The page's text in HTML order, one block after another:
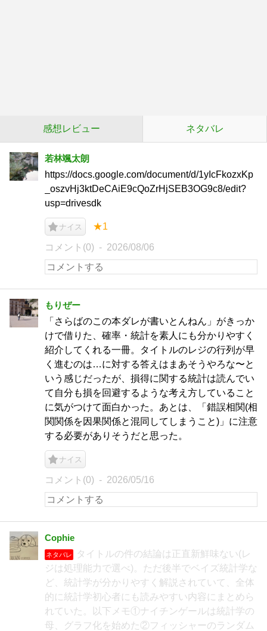
感想レビュー ネタバレ
若林颯太朗
https://docs.google.com/document/d/1yIcFkozxKp
_oszvHj3ktDeCAiE9cQoZrHjSEB3OG9c8/edit?
usp=drivesdk
ナイス ★1
コメント(0) 2026/08/06
もりぜー
「さらばのこの本ダレが書いとんねん」がきっか
けで借りた、確率・統計を素人にも分かりやすく
紹介してくれる一冊。タイトルのレジの行列が早
く進むのは…に対する答えはまあそうやろな〜と
いう感じだったが、損得に関する統計は読んでい
て自分も損を回避するような考え方していること
に気がつけて面白かった。あとは、「錯誤相関(相
関関係を因果関係と混同してしまうこと)」に注意
する必要がありそうだと思った。
ナイス
コメント(0) 2026/05/16
Cophie
ネタバレ
タイトルの件の結論は正直新鮮味ない(レ
ジは処理能力で選べ)。ただ後半でベイズ統計学な
ど、統計学が分かりやすく解説されていて、全体
的に統計学初心者にも読みやすい内容にまとめら
れていた。以下メモ①ナイチンゲールは統計学の
母、グラフ化を始めた②フィッシャーのランダム